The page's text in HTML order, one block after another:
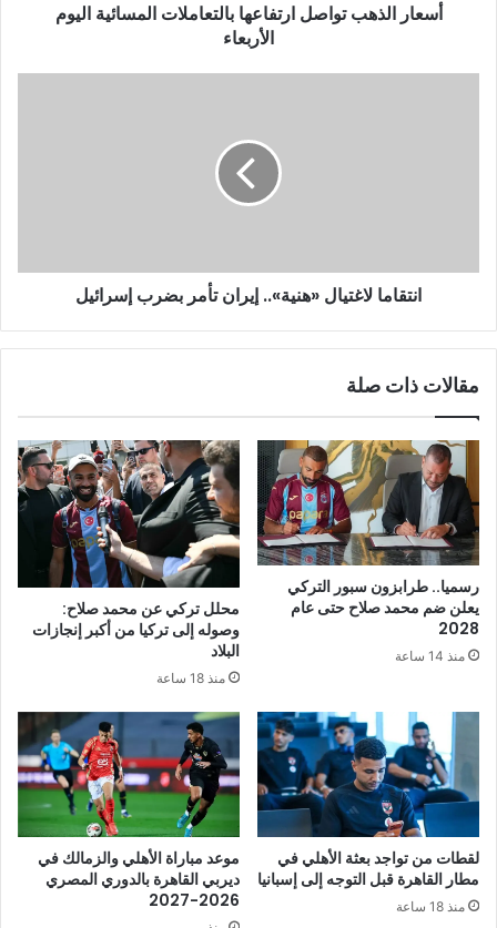
أسعار الذهب تواصل ارتفاعها بالتعاملات المسائية اليوم
الأربعاء
انتقاما لاغتيال «هنية».. إيران تأمر بضرب إسرائيل
مقالات ذات صلة
رسميا.. طرابزون سبور التركي
يعلن ضم محمد صلاح حتى عام
2028
منذ 14 ساعة
محلل تركي عن محمد صلاح:
وصوله إلى تركيا من أكبر إنجازات
البلاد
منذ 18 ساعة
لقطات من تواجد بعثة الأهلي في
مطار القاهرة قبل التوجه إلى إسبانيا
منذ 18 ساعة
موعد مباراة الأهلي والزمالك في
ديربي القاهرة بالدوري المصري
2026-2027